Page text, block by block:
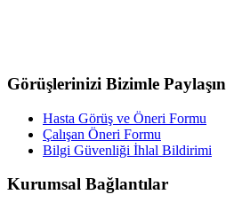
Görüşlerinizi Bizimle Paylaşın
Hasta Görüş ve Öneri Formu
Çalışan Öneri Formu
Bilgi Güvenliği İhlal Bildirimi
Kurumsal Bağlantılar